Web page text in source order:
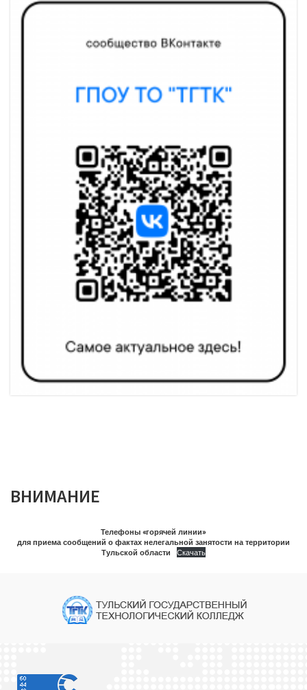
ВНИМАНИЕ
Телефоны «горячей линии»
для приема сообщений о фактах нелегальной занятости на территории
Тульской области
Скачать